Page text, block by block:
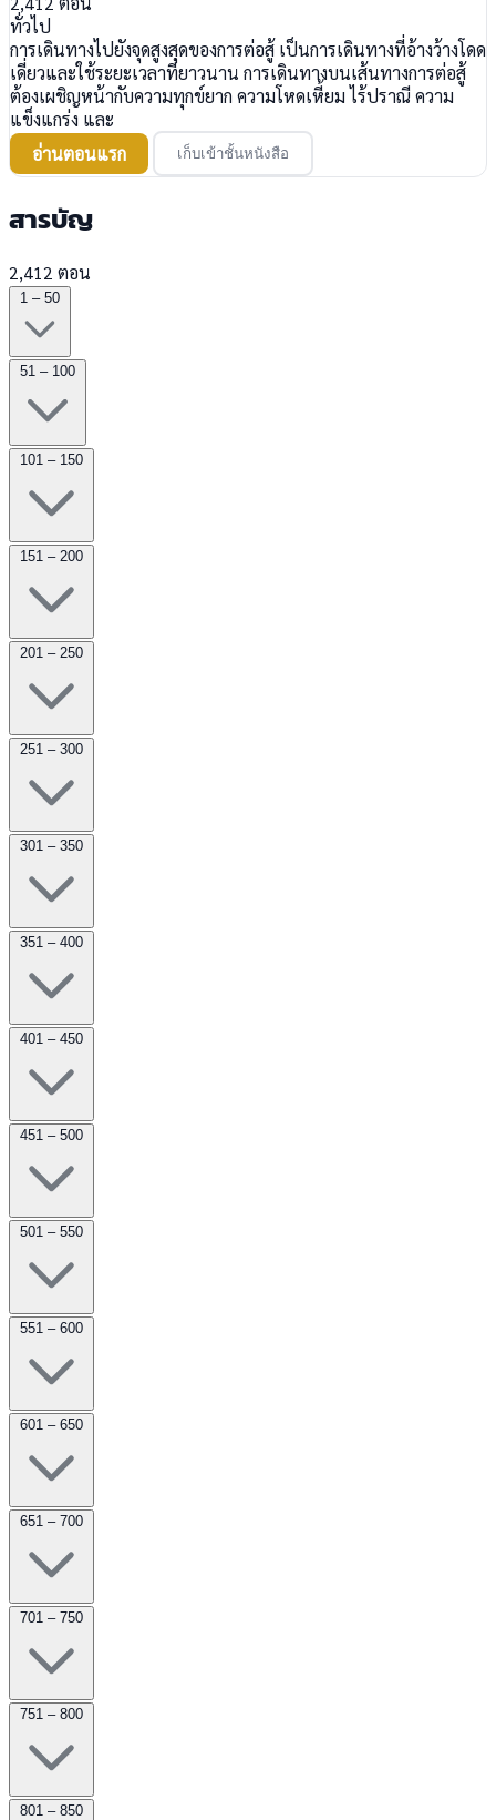
ทั่วไป
การเดินทางไปยังจุดสูงสุดของการต่อสู้ เป็นการเดินทางที่อ้างว้างโดด
เดี่ยวและใช้ระยะเวลาที่ยาวนาน การเดินทางบนเส้นทางการต่อสู้
ต้องเผชิญหน้ากับความทุกข์ยาก ความโหดเหี้ยม ไร้ปราณี ความ
แข็งแกร่ง และ
อ่านตอนแรก
เก็บเข้าชั้นหนังสือ
สารบัญ
2,412 ตอน
1 – 50
51 – 100
101 – 150
151 – 200
201 – 250
251 – 300
301 – 350
351 – 400
401 – 450
451 – 500
501 – 550
551 – 600
601 – 650
651 – 700
701 – 750
751 – 800
801 – 850